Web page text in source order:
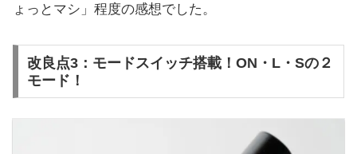
ょっとマシ」程度の感想でした。
改良点3：モードスイッチ搭載！ON・L・Sの２
モード！